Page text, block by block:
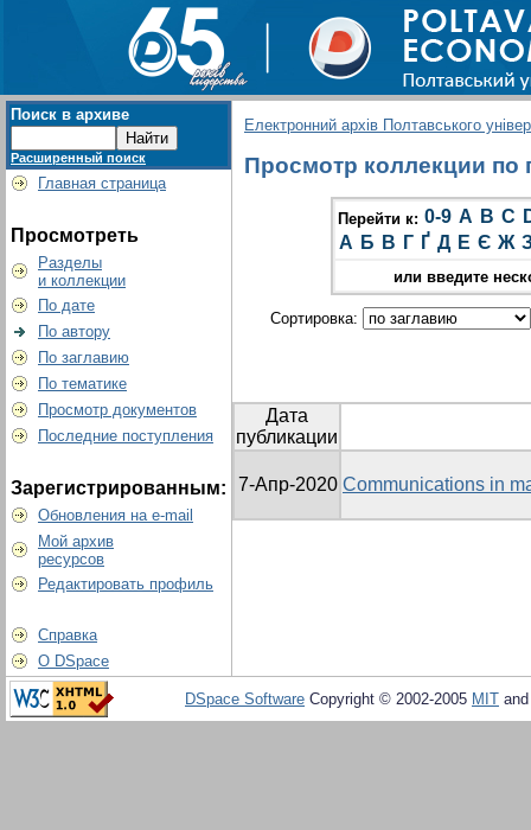
Поиск в архиве
Расширенный поиск
Главная страница
Просмотреть
Разделы
и коллекции
По дате
По автору
По заглавию
По тематике
Просмотр документов
Последние поступления
Зарегистрированным:
Обновления на e-mail
Мой архив
ресурсов
Редактировать профиль
Справка
О DSpace
Електронний архів Полтавського
Просмотр коллекции по
Перейти к: 0-9 A B C
А Б В Г Ґ Д Е Є Ж
или введите
Сортировка:
Дата
публикации
7-Апр-2020 Communications in
DSpace Software Copyright © 2002-2005 MIT